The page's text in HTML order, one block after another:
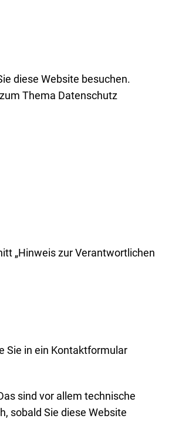
diese Website besuchen.
Thema Datenschutz
„Hinweis zur Verantwortlichen
Sie in ein Kontaktformular
sind vor allem technische
sobald Sie diese Website